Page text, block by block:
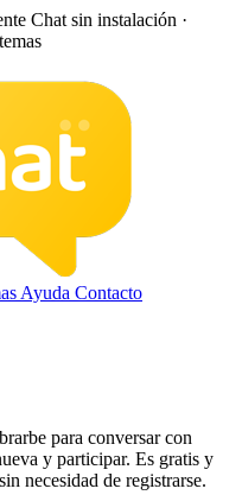
Chat sin instalación ·
Ayuda Contacto
para conversar con
y participar. Es gratis y
necesidad de registrarse.